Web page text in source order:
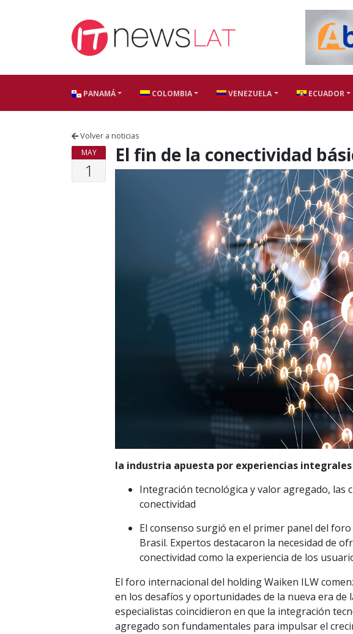
PANAMÁ COLOMBIA VENEZUELA ECUADOR
Volver a noticias
MAY
1
El fin de la conectividad
la industria apuesta por experiencias integrales
Integración tecnológica y valor agregado, las
conectividad
El consenso surgió en el primer panel del
Brasil. Expertos destacaron la necesidad de
conectividad como la experiencia de los
El foro internacional del holding Waiken ILW
en los desafíos y oportunidades de la nueva era
especialistas coincidieron en que la integración
agregado son fundamentales para impulsar el